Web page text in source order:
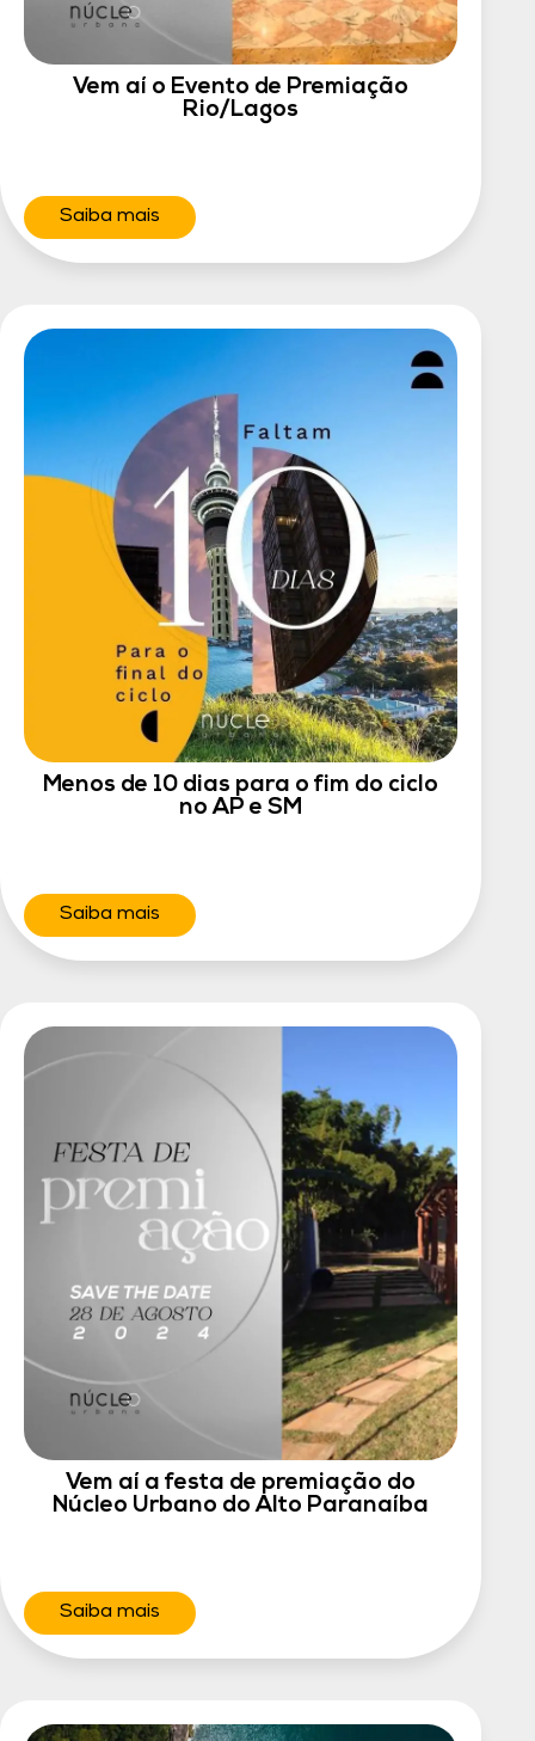
Vem aí o Evento de Premiação
Rio/Lagos
Saiba mais
Menos de 10 dias para o fim do ciclo
no AP e SM
Saiba mais
Vem aí a festa de premiação do
Núcleo Urbano do Alto Paranaíba
Saiba mais